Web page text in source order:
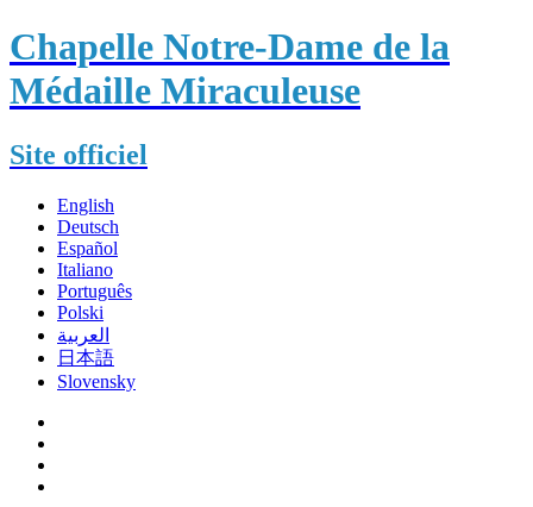
Chapelle Notre-Dame de la
Médaille Miraculeuse
Site officiel
English
Deutsch
Español
Italiano
Português
Polski
العربية
日本語
Slovensky